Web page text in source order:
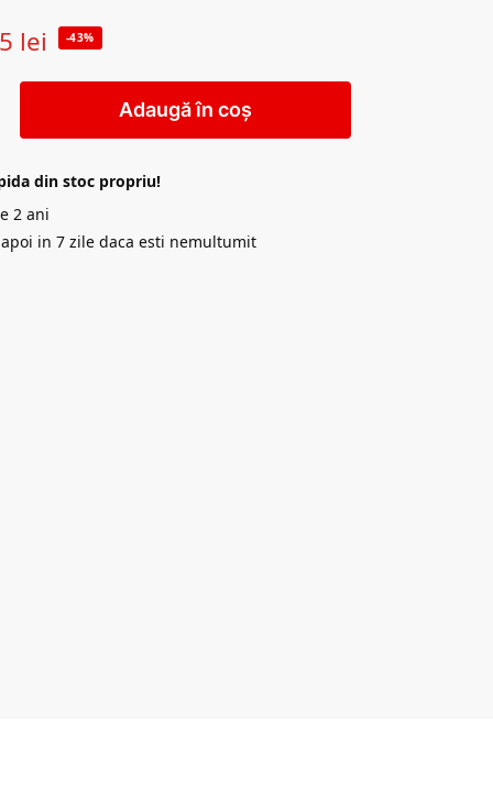
lei -43%
Adaugă în coș
din stoc propriu!
2 ani
in 7 zile daca esti nemultumit